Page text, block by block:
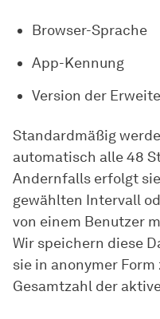
Browser-Sprache
App-Kennung
Version der
Standardmäßig
automatisch alle 48
Andernfalls erfolgt
gewählten Intervall
von einem Benutzer
Wir speichern diese
sie in anonymer
Gesamtzahl der